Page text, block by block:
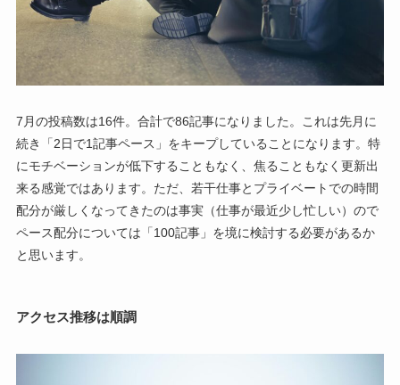
7月の投稿数は16件。合計で86記事になりました。これは先月に
続き「2日で1記事ペース」をキープしていることになります。特
にモチベーションが低下することもなく、焦ることもなく更新出
来る感覚ではあります。ただ、若干仕事とプライベートでの時間
配分が厳しくなってきたのは事実（仕事が最近少し忙しい）ので
ペース配分については「100記事」を境に検討する必要があるか
と思います。
アクセス推移は順調